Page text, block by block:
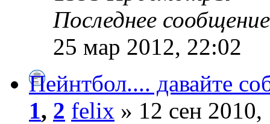
Последнее
25 мар 2012, 22:02
Пейнтбол.... давайте
1, 2 felix » 12 сен 2010,